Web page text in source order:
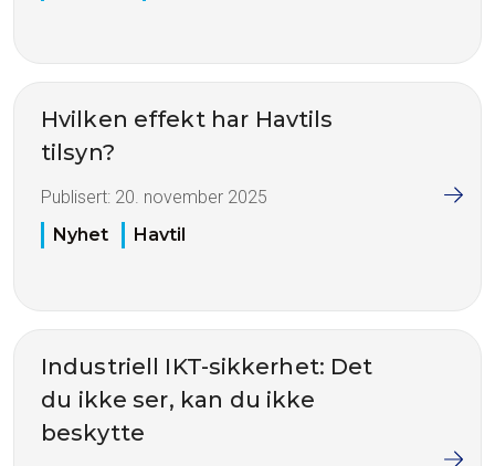
Hvilken effekt har Havtils
tilsyn?
Publisert: 20. november 2025
Nyhet
Havtil
Industriell IKT-sikkerhet: Det
du ikke ser, kan du ikke
beskytte